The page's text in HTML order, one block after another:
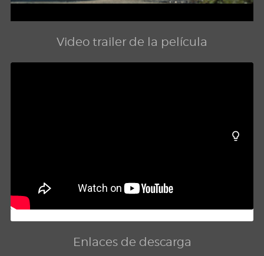
Video trailer de la película
Enlaces de descarga